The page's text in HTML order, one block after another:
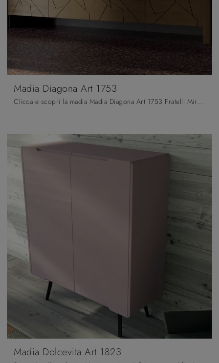
Madia Diagona Art 1753
Clicca e scopri la madia Madia Diagona Art 1753 Fratelli Mirandola: se vuoi mobili in legno laccato per stanze moderne, questa è la scelta ideale per ...
Madia Dolcevita Art 1823